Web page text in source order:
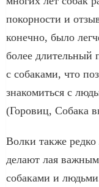
покорности и
конечно, было
более длительный
с собаками, что
знакомиться с
(Горовиц, Собака
Волки также
делают лая
собаками и